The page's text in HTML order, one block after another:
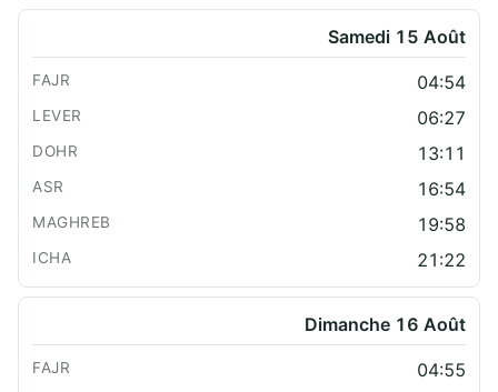
Samedi 15 Août
04:54
06:27
13:11
16:54
19:58
21:22
Dimanche 16 Août
04:55